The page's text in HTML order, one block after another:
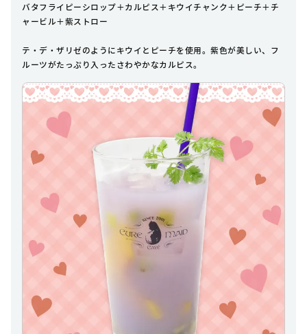
バタフライピーシロップ＋カルピス＋キウイチャンク＋ピーチ＋チ
ャービル＋紫ストロー
テ・デ・ザリゼのようにキウイとピーチを使用。紫色が美しい、フ
ルーツがたっぷり入ったさわやかなカルピス。